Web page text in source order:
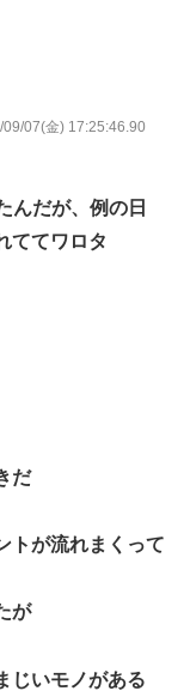
ドル超えるか
、全くないｗｗｗ
極める事にした
か・・・！
いてる女性ファン
（仮称）‐プラグ
09/07(金) 17:25:46.90
んだが、例の日
ててワロタ
だ
トが流れまくって
が
じいモノがある